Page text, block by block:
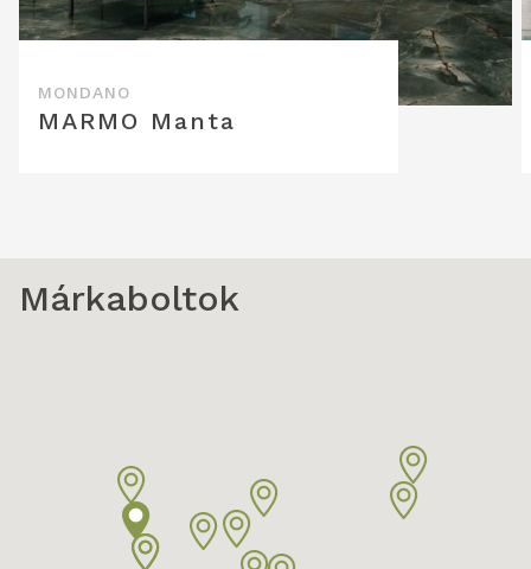
MARMO Manta
Márkaboltok